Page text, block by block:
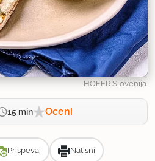
HOFER Slovenija
15 min Oceni
Prispevaj Natisni